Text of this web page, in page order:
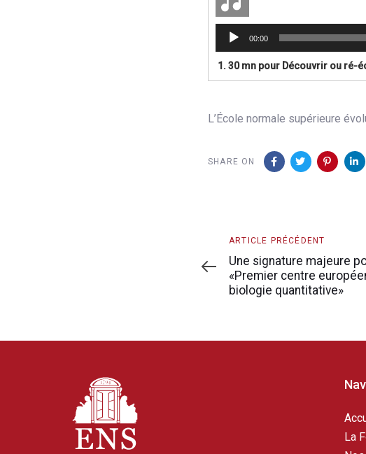
Lecteur
audio
00:00
1. 30 mn pour Découvrir ou ré-
L’École normale supérieure
SHARE ON
Article
précédent
ARTICLE PRÉCÉDENT
Une signature majeure
«Premier centre
biologie quantitative»
La